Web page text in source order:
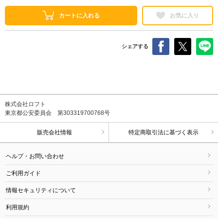
カートに入れる お気に入り
シェアする
株式会社ロフト
東京都公安委員会 第303319700768号
販売会社情報 特定商取引法に基づく表示
ヘルプ・お問い合わせ
ご利用ガイド
情報セキュリティについて
利用規約